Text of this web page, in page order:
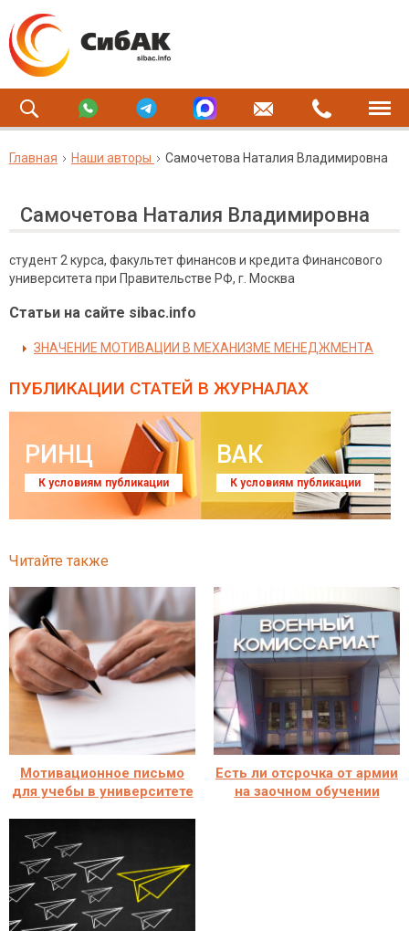
Главная Наши авторы Самочетова Наталия Владимировна
Самочетова Наталия Владимировна
cтудент 2 курса, факультет финансов и кредита Финансового
университета при Правительстве РФ, г. Москва
Статьи на сайте sibac.info
ЗНАЧЕНИЕ МОТИВАЦИИ В МЕХАНИЗМЕ МЕНЕДЖМЕНТА
ПУБЛИКАЦИИ СТАТЕЙ В ЖУРНАЛАХ
РИНЦ
К условиям публикации
ВАК
К условиям публикации
Читайте также
Мотивационное письмо
для учебы в университете
Есть ли отсрочка от армии
на заочном обучении